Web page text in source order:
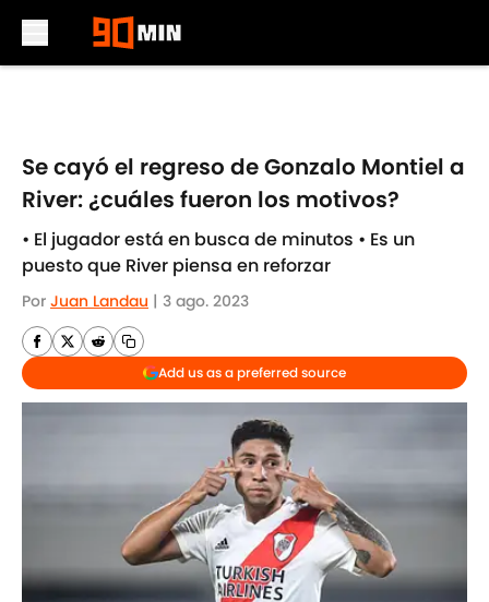
Se cayó el regreso de Gonzalo Montiel a
River: ¿cuáles fueron los motivos?
• El jugador está en busca de minutos • Es un
puesto que River piensa en reforzar
Por Juan Landau | 3 ago. 2023
Add us as a preferred source